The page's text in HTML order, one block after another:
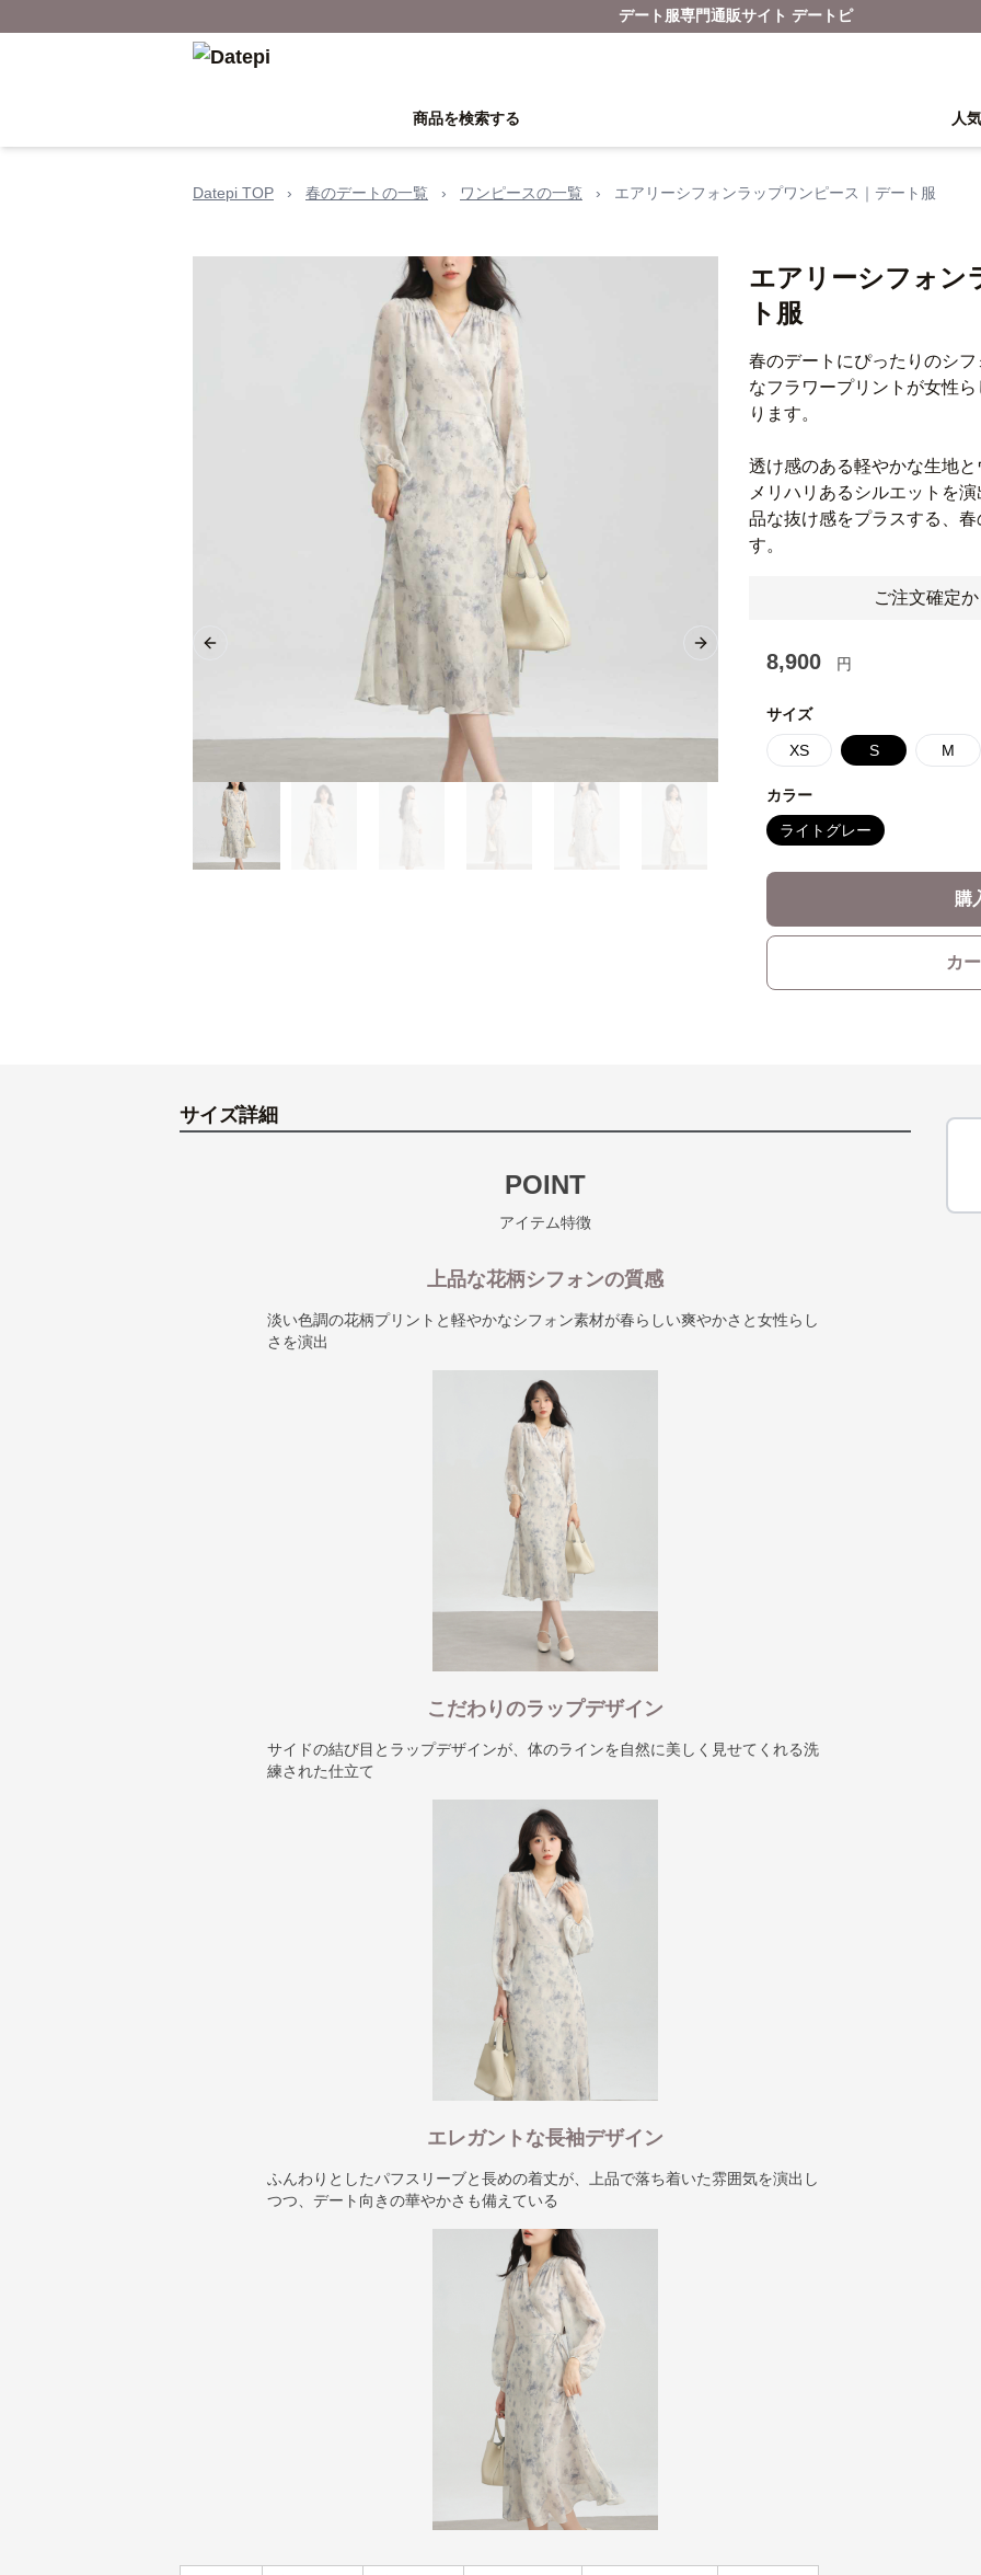
デート服専門通販サイト デートピ
商品を検索する 人
Datepi TOP › 春のデートの一覧 › ワンピースの一覧 › エアリーシフォンラップワンピース｜デート服
Previous slide Next slide
エアリーシフォン
ト服
春のデートにぴったりのシ
なフラワープリントが女性
ります。
透け感のある軽やかな生地
メリハリあるシルエットを
品な抜け感をプラスする、
す。
ご注文確定
8,900 円
サイズ
XS S M
カラー
ライトグレー
購
カ
サイズ詳細
POINT
アイテム特徴
上品な花柄シフォンの質感
淡い色調の花柄プリントと軽やかなシフォン素材が春らしい爽やかさと女性らし
さを演出
こだわりのラップデザイン
サイドの結び目とラップデザインが、体のラインを自然に美しく見せてくれる洗
練された仕立て
エレガントな長袖デザイン
ふんわりとしたパフスリーブと長めの着丈が、上品で落ち着いた雰囲気を演出し
つつ、デート向きの華やかさも備えている